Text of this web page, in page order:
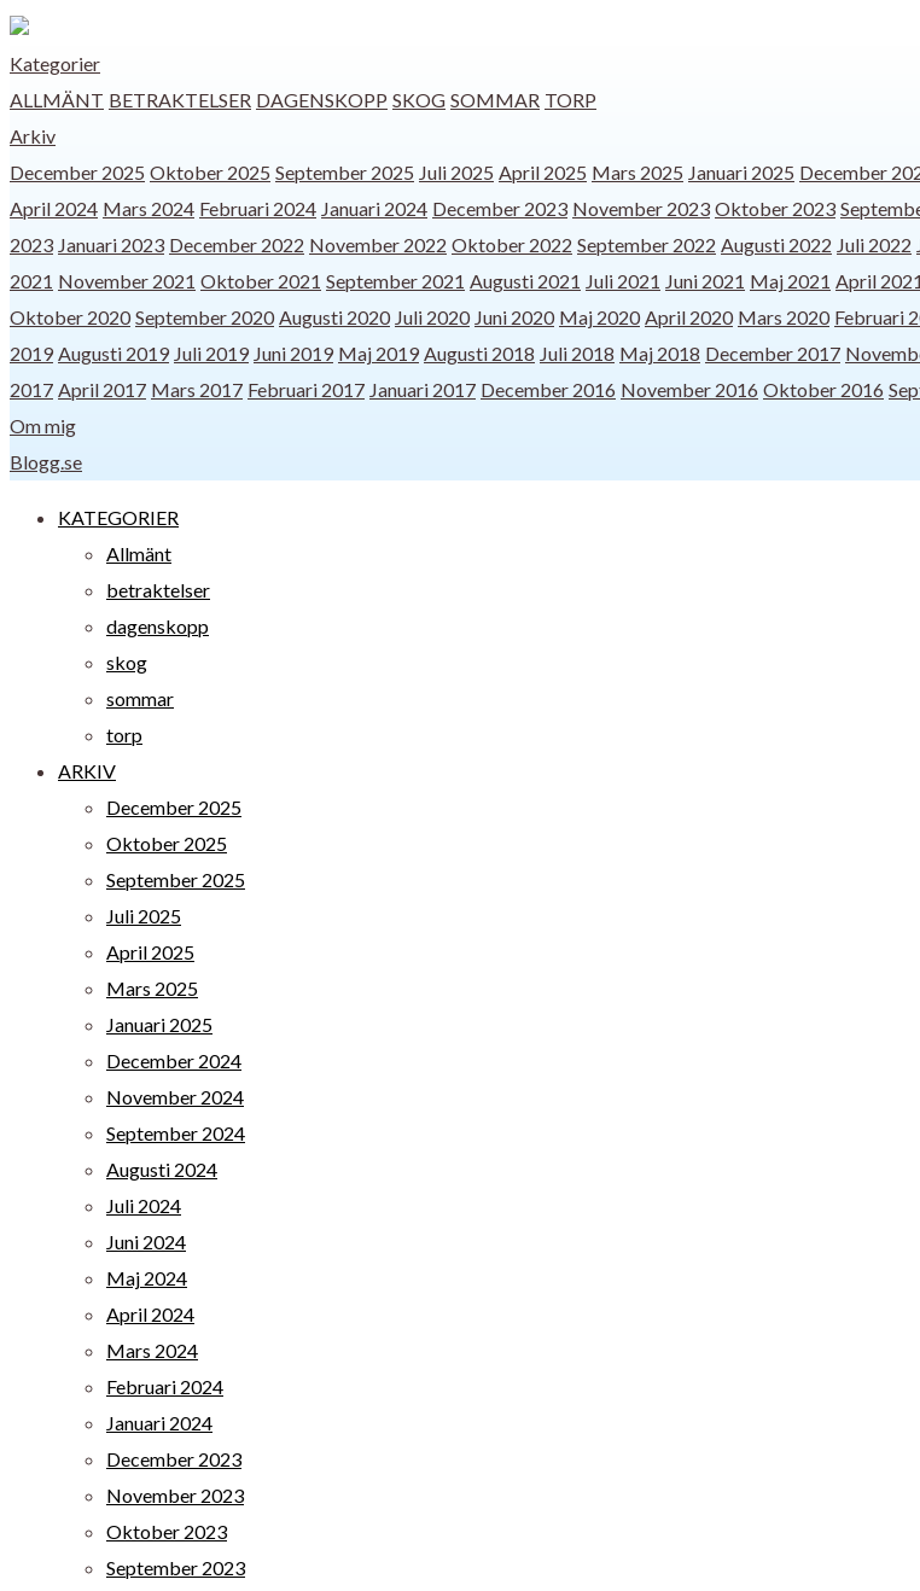
Kategorier
ALLMÄNT BETRAKTELSER DAGENSKOPP SKOG SOMMAR TORP
Arkiv
December 2025 Oktober 2025 September 2025 Juli 2025 April 2025 Mars 2025 Januari 2025 December
April 2024 Mars 2024 Februari 2024 Januari 2024 December 2023 November 2023 Oktober 2023
2023 Januari 2023 December 2022 November 2022 Oktober 2022 September 2022 Augusti 2022 Juli 2022
2021 November 2021 Oktober 2021 September 2021 Augusti 2021 Juli 2021 Juni 2021 Maj 2021 April 2021
Oktober 2020 September 2020 Augusti 2020 Juli 2020 Juni 2020 Maj 2020 April 2020 Mars 2020 Februari
2019 Augusti 2019 Juli 2019 Juni 2019 Maj 2019 Augusti 2018 Juli 2018 Maj 2018 December 2017
2017 April 2017 Mars 2017 Februari 2017 Januari 2017 December 2016 November 2016 Oktober 2016
Om mig
Blogg.se
KATEGORIER
Allmänt
betraktelser
dagenskopp
skog
sommar
torp
ARKIV
December 2025
Oktober 2025
September 2025
Juli 2025
April 2025
Mars 2025
Januari 2025
December 2024
November 2024
September 2024
Augusti 2024
Juli 2024
Juni 2024
Maj 2024
April 2024
Mars 2024
Februari 2024
Januari 2024
December 2023
November 2023
Oktober 2023
September 2023